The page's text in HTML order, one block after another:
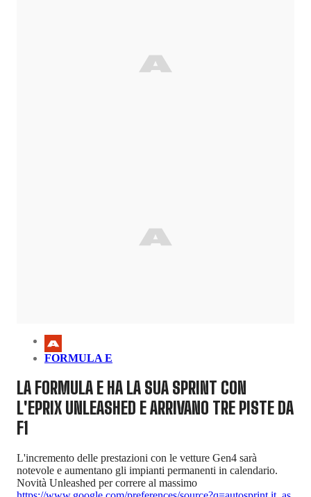
FORMULA E
LA FORMULA E HA LA SUA SPRINT CON
L'EPRIX UNLEASHED E ARRIVANO TRE PISTE DA
F1
L'incremento delle prestazioni con le vetture Gen4 sarà
notevole e aumentano gli impianti permanenti in calendario.
Novità Unleashed per correre al massimo